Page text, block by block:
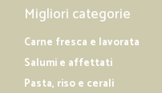
Migliori categorie
Carne fresca e lavorata
Salumi e affettati
Pasta, riso e cerali